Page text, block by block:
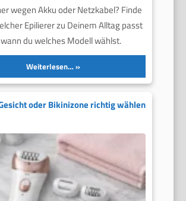
wegen Akku oder Netzkabel? Finde
Epilierer zu Deinem Alltag passt
du welches Modell wählst.
Weiterlesen…
oder Bikinizone richtig wählen